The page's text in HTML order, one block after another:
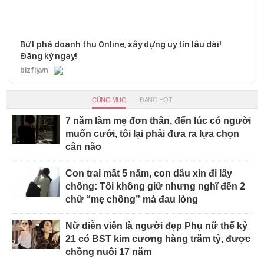
Bứt phá doanh thu Online, xây dựng uy tín lâu dài!
Đăng ký ngay!
bizfly.vn
CÙNG MỤC ĐANG HOT
7 năm làm mẹ đơn thân, đến lúc có người
muốn cưới, tôi lại phải đưa ra lựa chọn
cân não
Con trai mất 5 năm, con dâu xin đi lấy
chồng: Tôi không giữ nhưng nghĩ đến 2
chữ “mẹ chồng” mà đau lòng
Nữ diễn viên là người đẹp Phụ nữ thế kỷ
21 có BST kim cương hàng trăm tỷ, được
chồng nuôi 17 năm